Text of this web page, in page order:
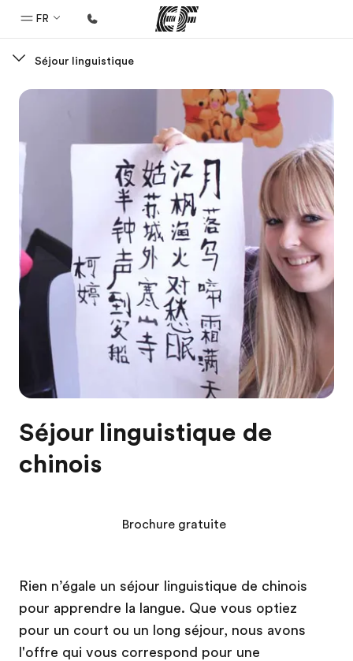
FR
Bienvenue chez EF
Nos offres
Bureaux
A propos de nous
Qui sommes-nous ?
EF recrute
Rejoignez nos équipes
Séjour linguistique
Séjour linguistique de
chinois
Rien n’égale un séjour linguistique de chinois
pour apprendre la langue. Que vous optiez
pour un court ou un long séjour, nous avons
l'offre qui vous correspond pour une
Brochure gratuite